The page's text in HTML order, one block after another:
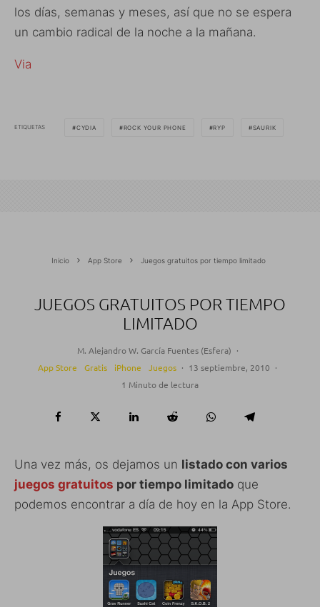
los días, semanas y meses, así que no se espera
un cambio radical de la noche a la mañana.
Via
ETIQUETAS CYDIA ROCK YOUR PHONE RYP SAURIK
Inicio App Store Juegos gratuitos por tiempo limitado
JUEGOS GRATUITOS POR TIEMPO
LIMITADO
M. Alejandro W. García Fuentes (Esfera) ·
App Store
Gratis iPhone Juegos · 13 septiembre, 2010 ·
1 Minuto de lectura
Una vez más, os dejamos un listado con varios
juegos gratuitos por tiempo limitado que
podemos encontrar a día de hoy en la App Store.